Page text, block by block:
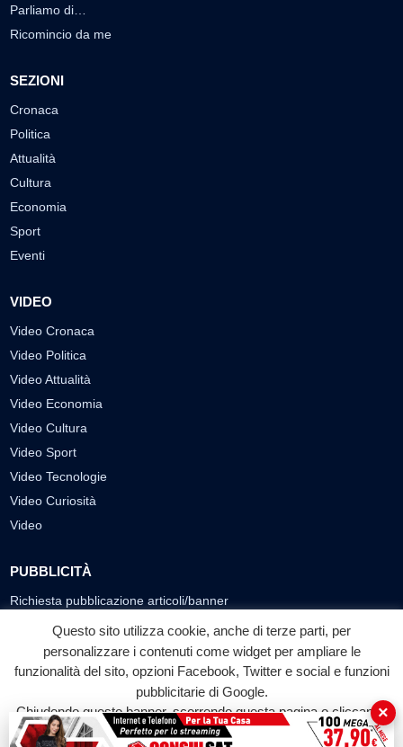
Parliamo di…
Ricomincio da me
SEZIONI
Cronaca
Politica
Attualità
Cultura
Economia
Sport
Eventi
VIDEO
Video Cronaca
Video Politica
Video Attualità
Video Economia
Video Cultura
Video Sport
Video Tecnologie
Video Curiosità
Video
PUBBLICITÀ
Richiesta pubblicazione articoli/banner
SEGUICI SUI SOCIAL
f
Facebook
◎ ▶
YouTube
Questo sito utilizza cookie, anche di terze parti, per
personalizzare i contenuti come widget per ampliare le
funzionalità del sito, opzioni Facebook, Twitter e social e funzioni
pubblicitarie di Google.
Chiudendo questo banner, scorrendo questa pagina o cliccando
su qualunque suo elemento acconsenti all'uso dei cookie.
×